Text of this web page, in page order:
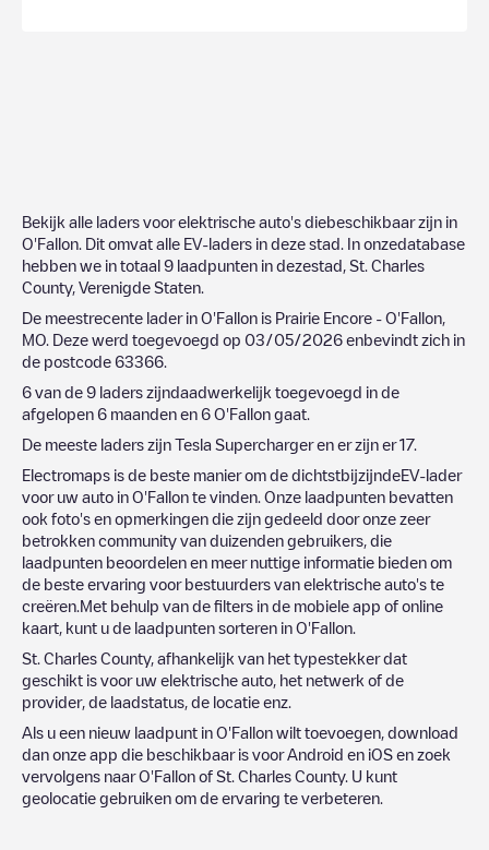
Bekijk alle laders voor elektrische auto's diebeschikbaar zijn in
O'Fallon . Dit omvat alle EV-laders in deze stad. In onzedatabase
hebben we in totaal 9 laadpunten in dezestad, St. Charles
County, Verenigde Staten
De meestrecente lader in O'Fallon is Prairie Encore - O'Fallon,
MO . Deze werd toegevoegd op 03/05/2026 enbevindt zich in
de postcode 63366
6 van de 9 laders zijndaadwerkelijk toegevoegd in de
afgelopen 6 maanden en 6 O'Fallon gaat.
De meeste laders zijn Tesla Superchargeren er zijn er17.
Electromaps is de beste manier om de dichtstbijzijndeEV-lader
voor uw auto in O'Fallon te vinden. Onze laadpunten bevatten
ook foto's en opmerkingen die zijn gedeeld door onze zeer
betrokken community van duizenden gebruikers, die
laadpunten beoordelen en meer nuttige informatie bieden om
de beste ervaring voor bestuurders van elektrische auto's te
creëren.Met behulp van de filters in de mobiele app of online
kaart, kunt u de laadpunten sorteren in O'Fallon
St. Charles County, afhankelijk van het typestekker dat
geschikt is voor uw elektrische auto, het netwerk of de
provider, de laadstatus, de locatie enz.
Als u een nieuw laadpunt in O'Fallon wilt toevoegen, download
dan onze app die beschikbaar is voor Android en iOS en zoek
vervolgens naarO'Fallon of St. Charles County. U kunt
geolocatie gebruiken om de ervaring te verbeteren.